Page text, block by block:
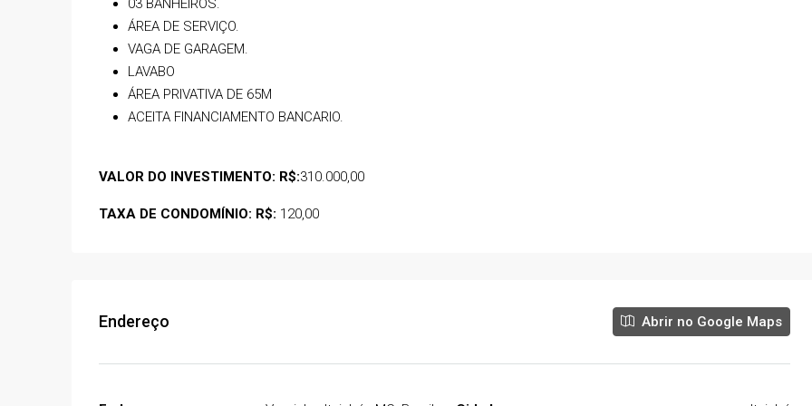
03 BANHEIROS.
ÁREA DE SERVIÇO.
VAGA DE GARAGEM.
LAVABO
ÁREA PRIVATIVA DE 65M
ACEITA FINANCIAMENTO BANCARIO.
VALOR DO INVESTIMENTO: R$:310.000,00
TAXA DE CONDOMÍNIO: R$: 120,00
Endereço Abrir no Google Maps